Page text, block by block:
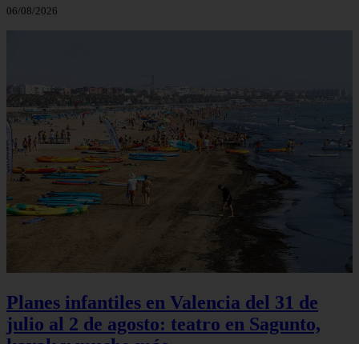
06/08/2026
Planes infantiles en Valencia del 31 de
julio al 2 de agosto: teatro en Sagunto,